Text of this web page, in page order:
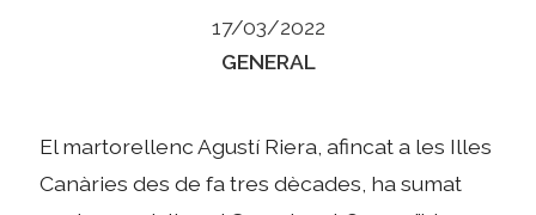
17/03/2022
Categories
GENERAL
El martorellenc Agustí Riera, afincat a les Illes
Canàries des de fa tres dècades, ha sumat